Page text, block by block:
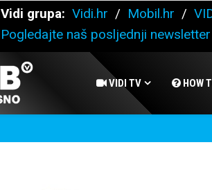
Vidi grupa: Vidi.hr / Mobil.hr /
Pogledajte naš posljednji newsletter
VIDI TV HOW